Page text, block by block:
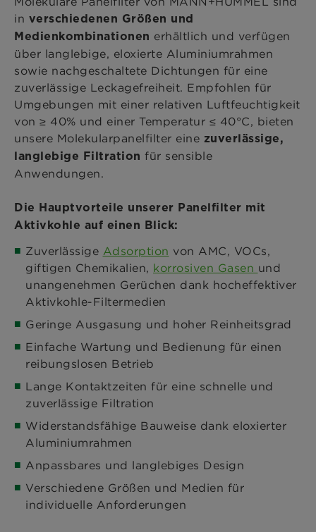
in verschiedenen Größen und
Medienkombinationen erhältlich und verfügen
über langlebige, eloxierte Aluminiumrahmen
sowie nachgeschaltete Dichtungen für eine
zuverlässige Leckagefreiheit. Empfohlen für
Umgebungen mit einer relativen Luftfeuchtigkeit
von ≥ 40% und einer Temperatur ≤ 40°C, bieten
unsere Molekularpanelfilter eine zuverlässige,
langlebige Filtration für sensible
Anwendungen.
Die Hauptvorteile unserer Panelfilter mit
Aktivkohle auf einen Blick:
Zuverlässige Adsorption von AMC, VOCs,
giftigen Chemikalien, korrosiven Gasen und
unangenehmen Gerüchen dank hocheffektiver
Aktivkohle-Filtermedien
Geringe Ausgasung und hoher Reinheitsgrad
Einfache Wartung und Bedienung für einen
reibungslosen Betrieb
Lange Kontaktzeiten für eine schnelle und
zuverlässige Filtration
Widerstandsfähige Bauweise dank eloxierter
Aluminiumrahmen
Anpassbares und langlebiges Design
Verschiedene Größen und Medien für
individuelle Anforderungen